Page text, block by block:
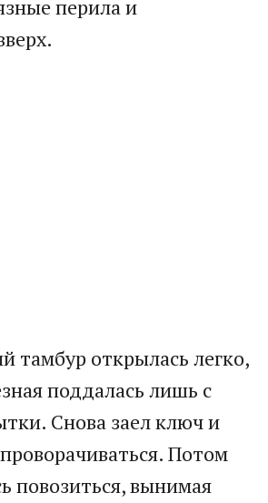
перила и
тамбур открылась легко,
поддалась лишь с
Снова заел ключ и
Потом
повозиться, вынимая